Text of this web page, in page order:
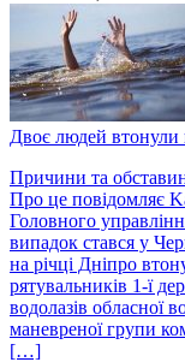
Двоє людей втонули
Причини та
Про це повідомляє
Головного
випадок стався у
на річці Дніпро
рятувальників 1-ї
водолазів обласної
маневреної групи
[…]